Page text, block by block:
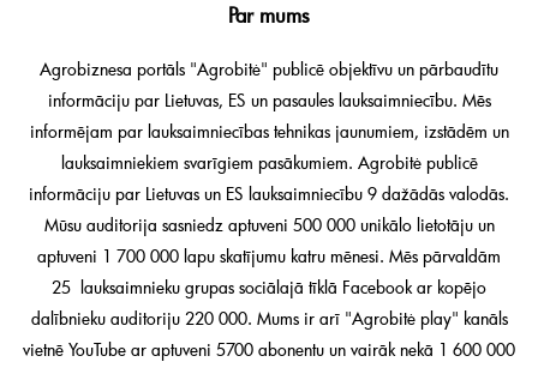
Par mums
Agrobiznesa portāls "Agrobitė" publicē objektīvu un pārbaudītu
informāciju par Lietuvas, ES un pasaules lauksaimniecību. Mēs
informējam par lauksaimniecības tehnikas jaunumiem, izstādēm un
lauksaimniekiem svarīgiem pasākumiem. Agrobitė publicē
informāciju par Lietuvas un ES lauksaimniecību 9 dažādās valodās.
Mūsu auditorija sasniedz aptuveni 500 000 unikālo lietotāju un
aptuveni 1 700 000 lapu skatījumu katru mēnesi. Mēs pārvaldām
25 lauksaimnieku grupas sociālajā tīklā Facebook ar kopējo
dalībnieku auditoriju 220 000. Mums ir arī "Agrobitė play" kanāls
vietnē YouTube ar aptuveni 5700 abonentu un vairāk nekā 1 600 000